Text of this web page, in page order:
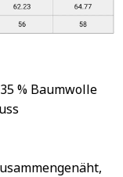
% Baumwolle